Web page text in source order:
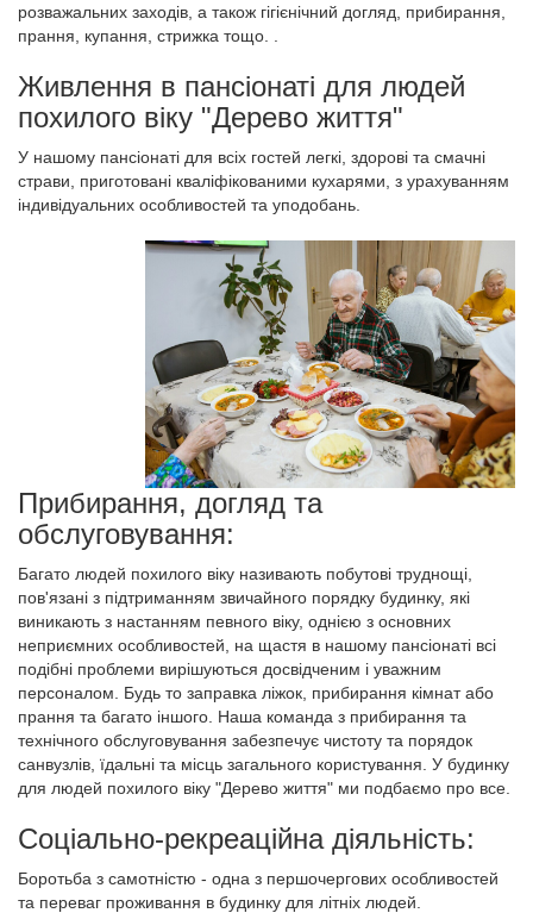
розважальних заходів, а також гігієнічний догляд, прибирання,
прання, купання, стрижка тощо. .
Живлення в пансіонаті для людей
похилого віку "Дерево життя"
У нашому пансіонаті для всіх гостей легкі, здорові та смачні
страви, приготовані кваліфікованими кухарями, з урахуванням
індивідуальних особливостей та уподобань.
Прибирання, догляд та
обслуговування:
Багато людей похилого віку називають побутові труднощі,
пов'язані з підтриманням звичайного порядку будинку, які
виникають з настанням певного віку, однією з основних
неприємних особливостей, на щастя в нашому пансіонаті всі
подібні проблеми вирішуються досвідченим і уважним
персоналом. Будь то заправка ліжок, прибирання кімнат або
прання та багато іншого. Наша команда з прибирання та
технічного обслуговування забезпечує чистоту та порядок
санвузлів, їдальні та місць загального користування. У будинку
для людей похилого віку "Дерево життя" ми подбаємо про все.
Соціально-рекреаційна діяльність:
Боротьба з самотністю - одна з першочергових особливостей
та переваг проживання в будинку для літніх людей.